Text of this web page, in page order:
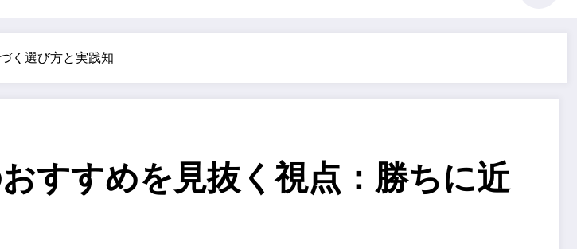
く選び方と実践知
すすめを見抜く視点：勝ちに近